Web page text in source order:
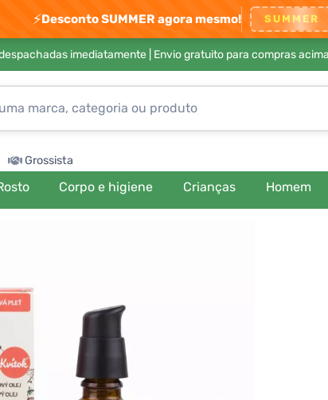
⚡Desconto SUMMER agora mesmo! SUMMER
imediatamente | Envio gratuito para compras
Grossista
Corpo e higiene Crianças Homem